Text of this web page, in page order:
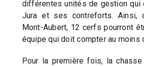
différentes unités de gestion qui
Jura et ses contreforts. Ainsi,
Mont-Aubert, 12 cerfs pourront
équipe qui doit compter au moins
Pour la première fois, la